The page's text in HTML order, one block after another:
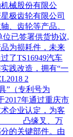
械股份有限公
极齿轮有限公司
、齿轮等产品。
位已签署供货协议,
为损耗件，未来
TS16949汽车
践改造，拥有“一
2
”（专利号为
2017年通过重庆市
企业认定，为客
。 凸缘叉、万
的关键部件。由